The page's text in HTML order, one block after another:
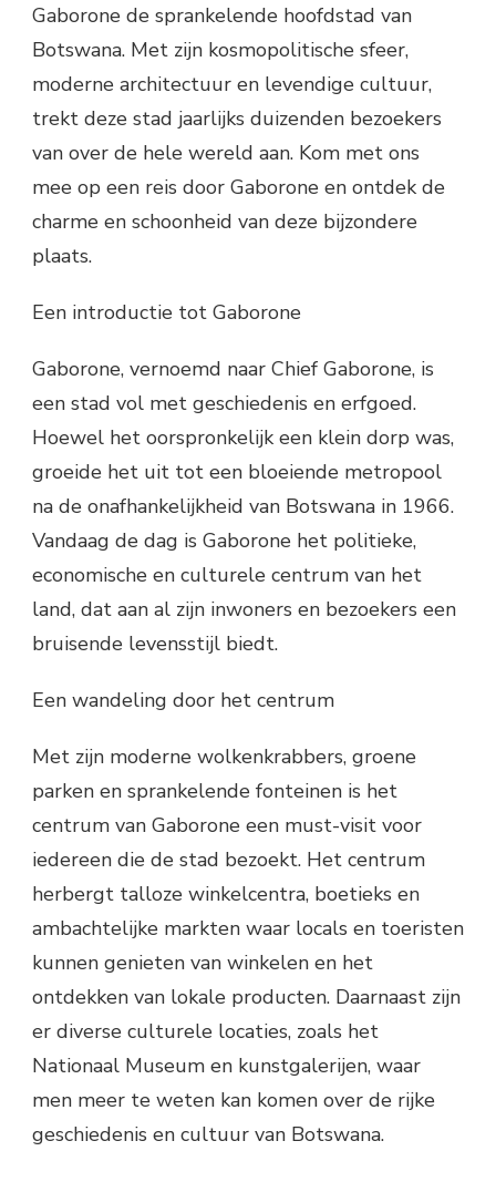
Gaborone de sprankelende hoofdstad van
Botswana. Met zijn kosmopolitische sfeer,
moderne architectuur en levendige cultuur,
trekt deze stad jaarlijks duizenden bezoekers
van over de hele wereld aan. Kom met ons
mee op een reis door Gaborone en ontdek de
charme en schoonheid van deze bijzondere
plaats.
Een introductie tot Gaborone
Gaborone, vernoemd naar Chief Gaborone, is
een stad vol met geschiedenis en erfgoed.
Hoewel het oorspronkelijk een klein dorp was,
groeide het uit tot een bloeiende metropool
na de onafhankelijkheid van Botswana in 1966.
Vandaag de dag is Gaborone het politieke,
economische en culturele centrum van het
land, dat aan al zijn inwoners en bezoekers een
bruisende levensstijl biedt.
Een wandeling door het centrum
Met zijn moderne wolkenkrabbers, groene
parken en sprankelende fonteinen is het
centrum van Gaborone een must-visit voor
iedereen die de stad bezoekt. Het centrum
herbergt talloze winkelcentra, boetieks en
ambachtelijke markten waar locals en toeristen
kunnen genieten van winkelen en het
ontdekken van lokale producten. Daarnaast zijn
er diverse culturele locaties, zoals het
Nationaal Museum en kunstgalerijen, waar
men meer te weten kan komen over de rijke
geschiedenis en cultuur van Botswana.